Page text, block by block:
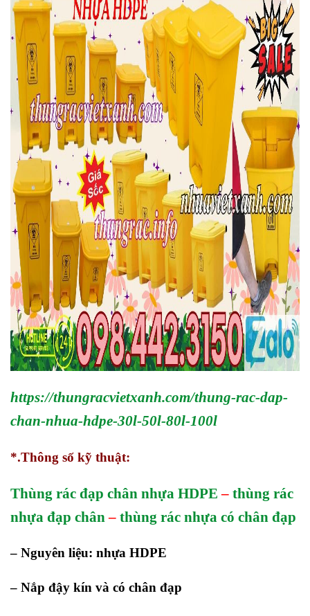
https://thungracvietxanh.com/thung-rac-dap-
chan-nhua-hdpe-30l-50l-80l-100l
*.Thông số kỹ thuật:
Thùng rác đạp chân nhựa HDPE – thùng rác
nhựa đạp chân – thùng rác nhựa có chân đạp
– Nguyên liệu: nhựa HDPE
– Nắp đậy kín và có chân đạp